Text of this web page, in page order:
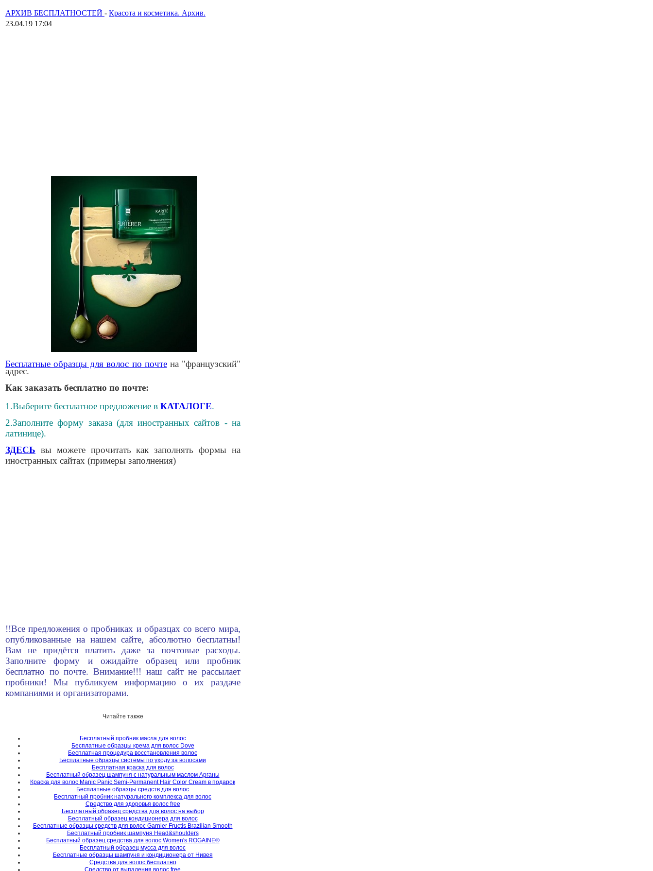
АРХИВ БЕСПЛАТНОСТЕЙ - Красота и косметика. Архив.
23.04.19 17:04
Бесплатные образцы для волос по почтена "французский"
адрес.
Как заказать бесплатно по почте:
1.Выберите бесплатное предложение в КАТАЛОГЕ.
2.Заполните форму заказа (для иностранных сайтов - на
латинице).
ЗДЕСЬ вы можете прочитать как заполнять формы на
иностранных сайтах (примеры заполнения)
!!Все предложения о пробниках и образцах со всего мира,
опубликованные на нашем сайте, абсолютно бесплатны!
Вам не придётся платить даже за почтовые расходы.
Заполните форму и ожидайте образец или пробник
бесплатно по почте. Внимание!!! наш сайт не рассылает
пробники! Мы публикуем информацию о их раздаче
компаниями и организаторами.
Читайте также
Бесплатный пробник масла для волос
Бесплатные образцы крема для волос Dove
Бесплатная процедура восстановления волос
Бесплатные образцы системы по уходу за волосами
Бесплатная краска для волос
Бесплатный образец шампуня с натуральным маслом Арганы
Краска для волос Manic Panic Semi-Permanent Hair Color Cream в подарок
Бесплатные образцы средств для волос
Бесплатный пробник натурального комплекса для волос
Средство для здоровья волос free
Бесплатный образец средства для волос на выбор
Бесплатный образец кондиционера для волос
Бесплатные образцы средств для волос Garnier Fructis Brazilian Smooth
Бесплатный пробник шампуня Head&shoulders
Бесплатный образец средства для волос Women's ROGAINE®
Бесплатный образец мусса для волос
Бесплатные образцы шампуня и кондиционера от Нивея
Средства для волос бесплатно
Средство от выпадения волос free